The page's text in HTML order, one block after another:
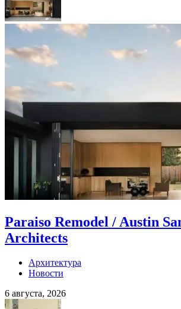
Paraiso Remodel / Austin
Architects
Архитектура
Новости
6 августа, 2026